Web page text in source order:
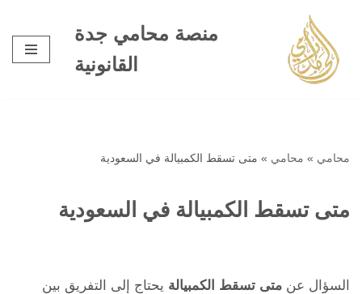
تخطى
إلى
المحتوى
منصة محامي جدة
القانونية
محامي » محامي » متى تسقط الكمبيالة في السعودية
متى تسقط الكمبيالة في السعودية
السؤال عن متى تسقط الكمبيالة يحتاج إلى التفريق بين